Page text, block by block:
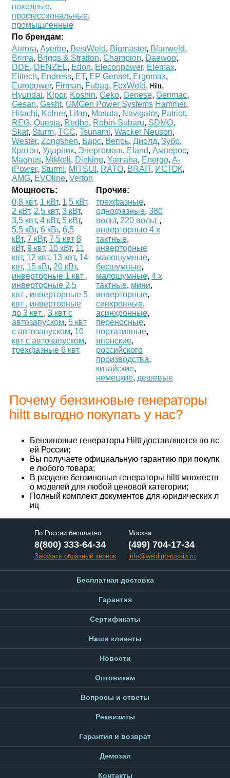
походные,
профессиональные,
промышленные
По брендам:
Aurora, Ayerbe, BestWeld, Bigmaster, Blueweld,
Brima, Briggs & Stratton, Champion, Daewoo,
DDE, DENZEL, Edon, Eleconpower, Elemax,
Elitech, Endress, ET, EP Genset, Ergomax,
Europower, Firman, Fubag, FoxWeld, Hiltt,
Hyundai, Kipor, Koshin, Geko, Genese, Genmac,
Gesan, Gesht, GMGen Power Systems Hammer,
Hitachi, Kolner, Lifan, Masuta, Navigator, Patriot,
REG, Questa, Redbo, Robin-Subaru, SDMO,
Skat, Sturm, ТСС, Tsunami, Wacker Neuson,
Wester, Zongshen, Барс, Вепрь, Диолд, Зубр,
Кратон, Ударник, Энергомаш, Eland, Амперос,
Magnus, Mikkeli, Dinking, Yamaha, Energo, A-
iPower, Sturm!, MITSUI , RATO, BRAIT, ИСТОК,
AMG, EVOline, Verton
Мощность:
0,8 квт, 1 кВт, 1,5 кВт,
2 кВт, 2,5 квт, 3 кВт,
3,5 квт, 4 кВт, 5 кВт,
5,5 кВт, 6 кВт, 6,5
кВт, 7 кВт, 7,5 квт 8
кВт, 9 квт, 10 кВт, 11
квт, 12 квт, 13 квт, 14
квт, 15 кВт, 20 кВт,
инверторные 1 квт ,
инверторные 2,5
квт , инверторные 5
квт , инверторные
до 3 квт , 3 квт с
автозапуском, 5 квт
с автозапуском, 10
квт с автозапуском,
трехфазные 6 квт
Прочие:
трехфазные,
однофазные, 380
вольт, 220 вольт ,
инверторные 4 х
тактные,
инверторные
малошумные,
бесшумные,
малошумные, 4 х
тактные, мини,
инверторные,
синхронные,
асинхронные,
переносные,
портативные,
японские,
российского
производства,
китайские,
немецкие, дешевые
Почему бензиновые генераторы
hiltt выгодно покупать у нас?
Бензиновые генераторы Hiltt доставляются по вс
ей России;
Вы получаете официальную гарантию при покупк
е любого товара;
В разделе бензиновые генераторы hiltt множеств
о моделей для любой ценовой категории;
Полный комплект документов для юридических л
иц
По России бесплатно
8(800) 333-64-34
Заказать обратный звонок
Москва
(499) 704-17-34
info@welding-russia.ru
Бесплатная доставка
Гарантия
Сертификаты
Наши клиенты
Новости
Оптовикам
Вопросы и ответы
Реквизиты
Гарантия и возврат
Демозал
Контакты